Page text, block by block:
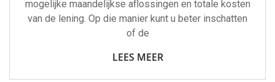
mogelijke maandelijkse aflossingen en totale kosten
van de lening. Op die manier kunt u beter inschatten
of de
LEES MEER